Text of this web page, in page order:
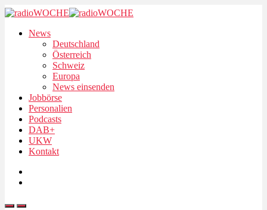
News
Deutschland
Österreich
Schweiz
Europa
News einsenden
Jobbörse
Personalien
Podcasts
DAB+
UKW
Kontakt